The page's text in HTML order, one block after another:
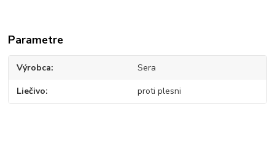
Parametre
Výrobca Sera
Liečivo proti plesni